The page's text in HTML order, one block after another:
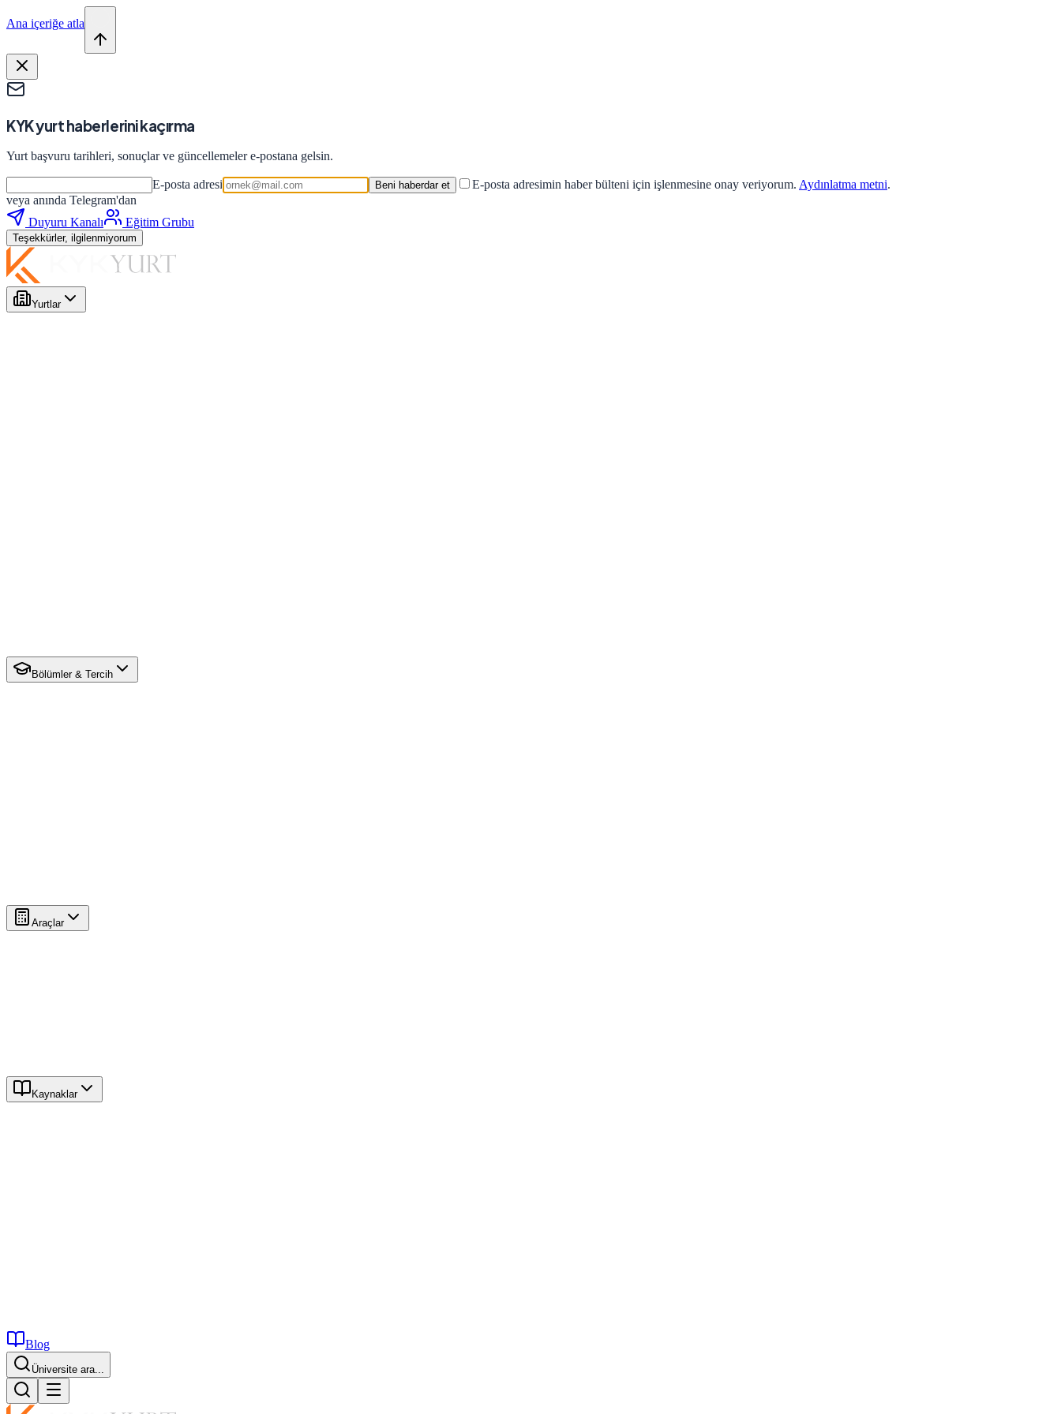
Ana içeriğe atla
KYK yurt haberlerini kaçırma
Yurt başvuru tarihleri, sonuçlar ve güncellemeler e-postana gelsin.
E-posta adresi Beni haberdar et E-posta adresimin haber bülteni için işlenmesine onay veriyorum. Aydınlatma metni.
veya anında Telegram'dan
Duyuru Kanalı
Eğitim Grubu
Teşekkürler, ilgilenmiyorum
Yurtlar
Bölümler & Tercih
Araçlar
Kaynaklar
Blog
Üniversite ara...